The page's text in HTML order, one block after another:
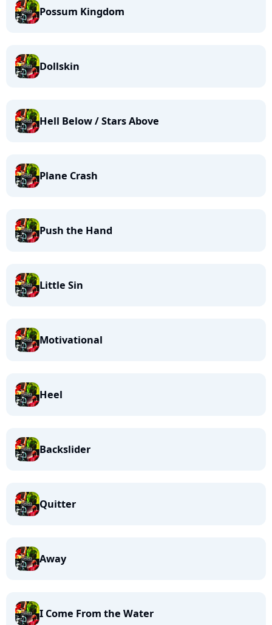
Possum Kingdom
Dollskin
Hell Below / Stars Above
Plane Crash
Push the Hand
Little Sin
Motivational
Heel
Backslider
Quitter
Away
I Come From the Water